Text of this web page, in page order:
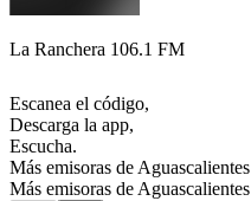
La Ranchera 106.1 FM
Escanea el código,
Descarga la app,
Escucha.
Más emisoras de Aguascalientes
Más emisoras de Aguascalientes